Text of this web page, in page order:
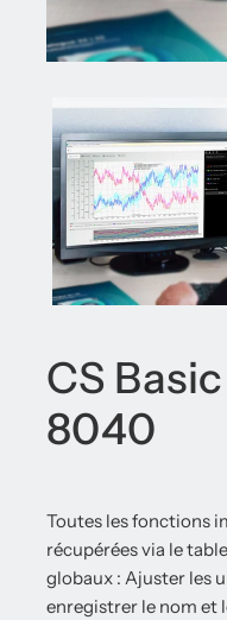
CS
8040
Toutes les fonctions
récupérées via le
globaux : Ajuster les
enregistrer le nom et